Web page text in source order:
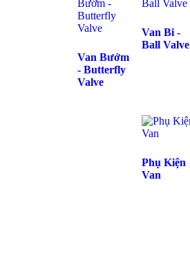
Van Bướm
- Butterfly
Valve
Van Bi -
Ball Valve
Phụ Kiện
Van